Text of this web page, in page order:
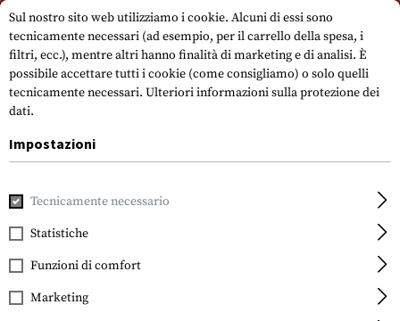
Si prega di notare che i tempi di consegna possono variare a causa di un
giorno festivo su 15.08.2026.
Casa Real Action CO2
Walther
Co2 Adapter
Sul nostro sito web utilizziamo i cookie. Alcuni di essi sono
tecnicamente necessari (ad esempio, per il carrello della spesa, i
filtri, ecc.), mentre altri hanno finalità di marketing e di analisi. È
possibile accettare tutti i cookie (come consigliamo) o solo quelli
tecnicamente necessari. Ulteriori informazioni sulla protezione dei
dati.
Impostazioni
Tecnicamente necessario
Statistiche
Funzioni di comfort
Marketing